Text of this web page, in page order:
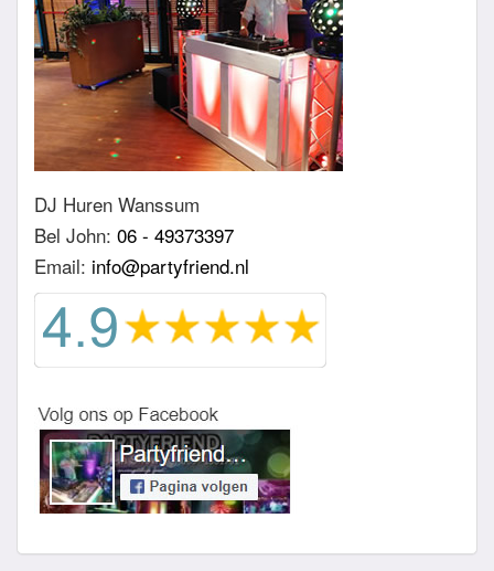
DJ Huren Wanssum
Bel John: 06 - 49373397
Email: info@partyfriend.nl